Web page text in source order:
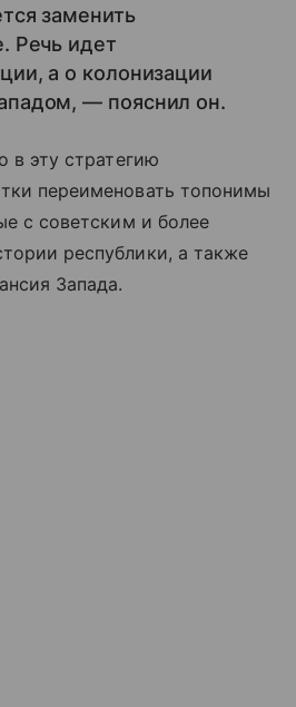
заменить
Речь идет
а о колонизации
— пояснил он.
в эту стратегию
переименовать топонимы
с советским и более
республики, а также
Запада.